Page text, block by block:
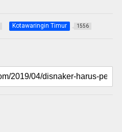
Kotawaringin Timur 1556